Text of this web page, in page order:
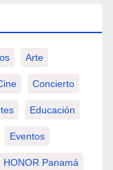
Arte
Concierto
Educación
Eventos
HONOR Panamá